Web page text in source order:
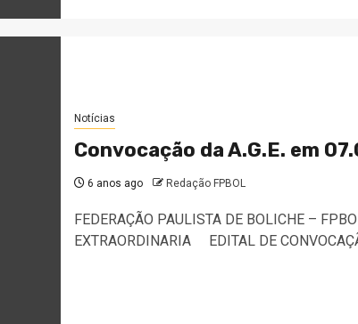
Notícias
Convocação da A.G.E. em
6 anos ago Redação FPBOL
FEDERAÇÃO PAULISTA DE BOLICHE –
EXTRAORDINARIA EDITAL DE